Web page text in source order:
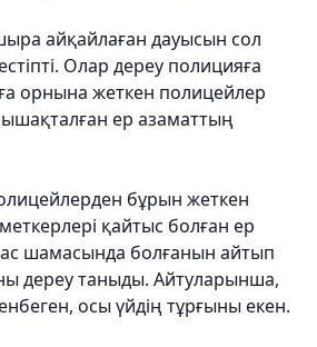
айқайлаған дауысын сол
Олар дереу полицияға
орнына жеткен полицейлер
ер азаматтың
бұрын жеткен
қайтыс болған ер
шамасында болғанын айтып
дереу таныды. Айтуларынша,
осы үйдің тұрғыны екен.